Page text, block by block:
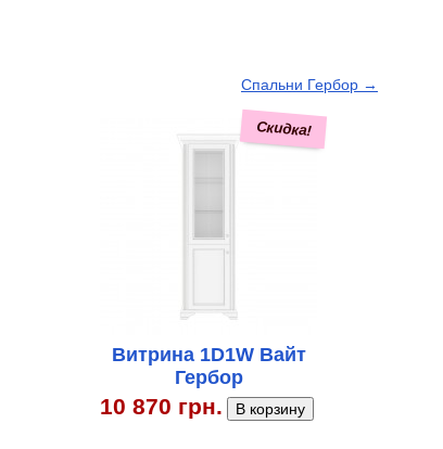
Спальни Гербор →
Скидка!
Витрина 1D1W Вайт
Гербор
10 870 грн.